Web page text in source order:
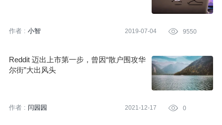
作者 : 小智 2019-07-04  9550
Reddit 迈出上市第一步，曾因“散户围攻华
尔街”大出风头
作者 : 闫园园 2021-12-17  0